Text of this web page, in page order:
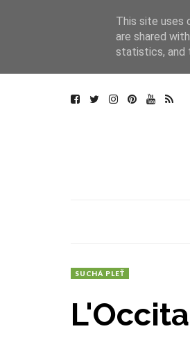
SUCHÁ PLEŤ
This site uses
are shared
statistics, and